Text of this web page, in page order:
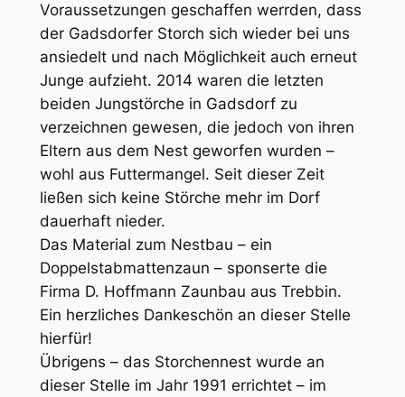
Voraussetzungen geschaffen werrden, dass
der Gadsdorfer Storch sich wieder bei uns
ansiedelt und nach Möglichkeit auch erneut
Junge aufzieht. 2014 waren die letzten
beiden Jungstörche in Gadsdorf zu
verzeichnen gewesen, die jedoch von ihren
Eltern aus dem Nest geworfen wurden –
wohl aus Futtermangel. Seit dieser Zeit
ließen sich keine Störche mehr im Dorf
dauerhaft nieder.
Das Material zum Nestbau – ein
Doppelstabmattenzaun – sponserte die
Firma D. Hoffmann Zaunbau aus Trebbin.
Ein herzliches Dankeschön an dieser Stelle
hierfür!
Übrigens – das Storchennest wurde an
dieser Stelle im Jahr 1991 errichtet – im